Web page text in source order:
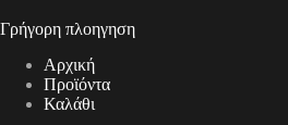
Γρήγορη πλοηγηση
Αρχική
Προϊόντα
Καλάθι